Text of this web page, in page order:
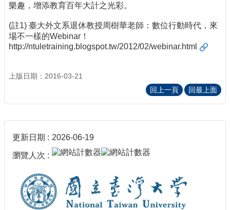
樂趣，增添教育百年大計之光彩。
(註1) 臺大外文系退休教授周樹華老師：數位行動時代，來
場不一樣的Webinar！
http://ntuletraining.blogspot.tw/2012/02/webinar.html
上版日期：2016-03-21
回上一頁
回最上面
更新日期 2026-06-19
瀏覽人次